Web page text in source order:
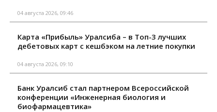
04 августа 2026, 09:46
Карта «Прибыль» Уралсиба – в Топ-3 лучших
дебетовых карт с кешбэком на летние покупки
04 августа 2026, 09:10
Банк Уралсиб стал партнером Всероссийской
конференции «Инженерная биология и
биофармацевтика»